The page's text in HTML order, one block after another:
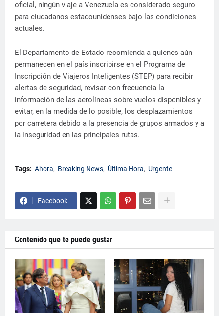
oficial, ningún viaje a Venezuela es considerado seguro
para ciudadanos estadounidenses bajo las condiciones
actuales.
El Departamento de Estado recomienda a quienes aún
permanecen en el país inscribirse en el Programa de
Inscripción de Viajeros Inteligentes (STEP) para recibir
alertas de seguridad, revisar con frecuencia la
información de las aerolíneas sobre vuelos disponibles y
evitar, en la medida de lo posible, los desplazamientos
por carretera debido a la presencia de grupos armados y a
la inseguridad en las principales rutas.
Tags: Ahora Breaking News Última Hora Urgente
Facebook
Contenido que te puede gustar